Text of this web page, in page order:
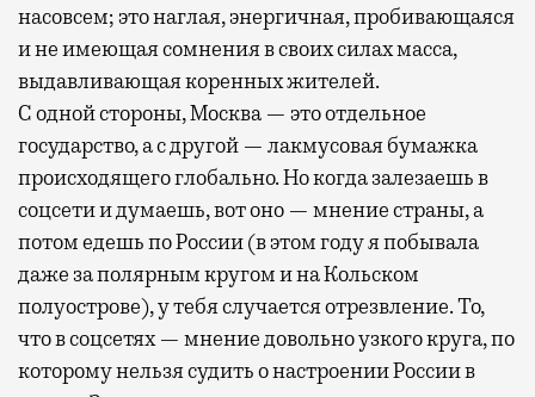
насовсем; это наглая, энергичная, пробивающаяся
и не имеющая сомнения в своих силах масса,
выдавливающая коренных жителей.
С одной стороны, Москва — это отдельное
государство, а с другой — лакмусовая бумажка
происходящего глобально. Но когда залезаешь в
соцсети и думаешь, вот оно — мнение страны, а
потом едешь по России (в этом году я побывала
даже за полярным кругом и на Кольском
полуострове), у тебя случается отрезвление. То,
что в соцсетях — мнение довольно узкого круга, по
которому нельзя судить о настроении России в